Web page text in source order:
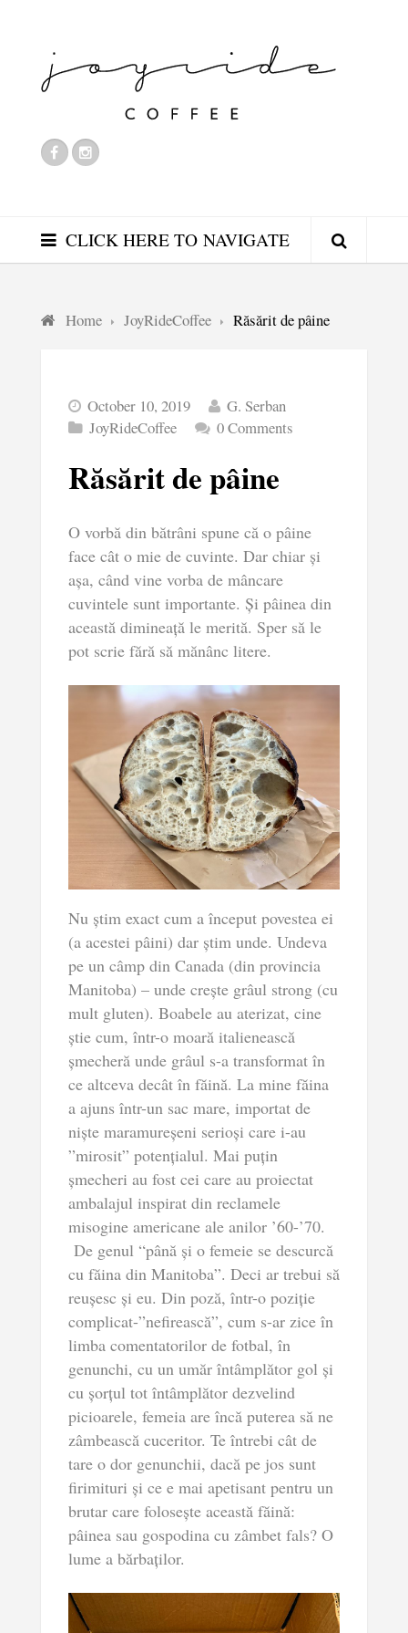
CLICK HERE TO NAVIGATE
Home JoyRideCoffee Răsărit de pâine
October 10, 2019
G. Serban
JoyRideCoffee
0 Comments
Răsărit de pâine
O vorbă din bătrâni spune că o pâine
face cât o mie de cuvinte. Dar chiar și
așa, când vine vorba de mâncare
cuvintele sunt importante. Și pâinea din
această dimineață le merită. Sper să le
pot scrie fără să mănânc litere.
Nu știm exact cum a început povestea ei
(a acestei pâini) dar știm unde. Undeva
pe un câmp din Canada (din provincia
Manitoba) – unde crește grâul strong (cu
mult gluten). Boabele au aterizat, cine
știe cum, într-o moară italienească
șmecheră unde grâul s-a transformat în
ce altceva decât în făină. La mine făina
a ajuns într-un sac mare, importat de
niște maramureșeni serioși care i-au
”mirosit” potențialul. Mai puțin
șmecheri au fost cei care au proiectat
ambalajul inspirat din reclamele
misogine americane ale anilor ’60-’70.
De genul “până și o femeie se descurcă
cu făina din Manitoba”. Deci ar trebui să
reușesc și eu. Din poză, într-o poziție
complicat-”nefirească”, cum s-ar zice în
limba comentatorilor de fotbal, în
genunchi, cu un umăr întâmplător gol și
cu șorțul tot întâmplător dezvelind
picioarele, femeia are încă puterea să ne
zâmbească cuceritor. Te întrebi cât de
tare o dor genunchii, dacă pe jos sunt
firimituri și ce e mai apetisant pentru un
brutar care folosește această făină:
pâinea sau gospodina cu zâmbet fals? O
lume a bărbaților.